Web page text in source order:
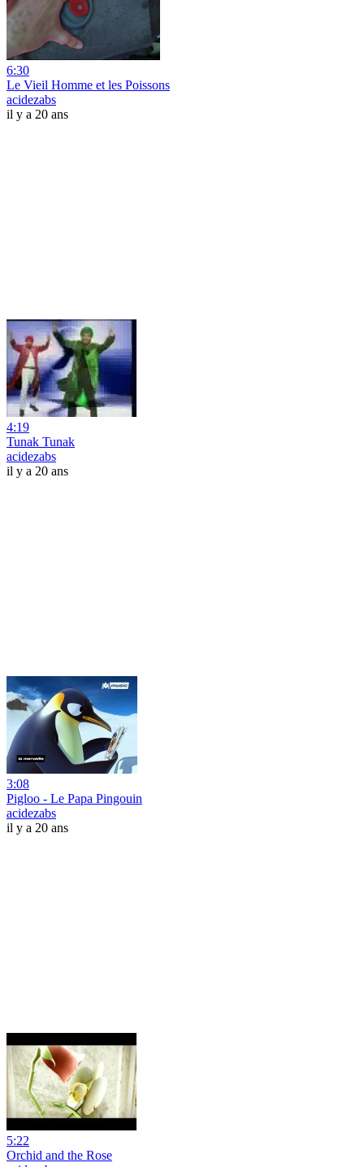
6:30
Le Vieil Homme et les Poissons
acidezabs
il y a 20 ans
4:19
Tunak Tunak
acidezabs
il y a 20 ans
3:08
Pigloo - Le Papa Pingouin
acidezabs
il y a 20 ans
5:22
Orchid and the Rose